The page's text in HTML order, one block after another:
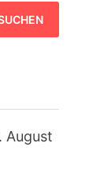
August